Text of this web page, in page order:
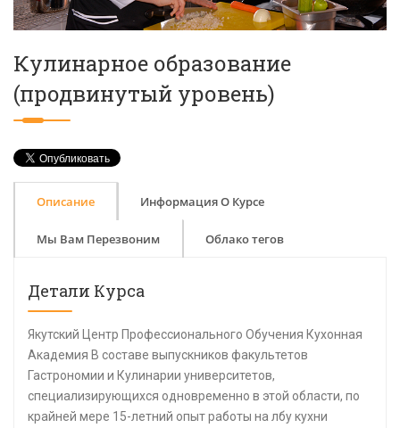
Кулинарное образование
(продвинутый уровень)
Описание Информация О Курсе
Мы Вам Перезвоним Облако тегов
Детали Курса
Якутский Центр Профессионального Обучения Кухонная
Академия В составе выпускников факультетов
Гастрономии и Кулинарии университетов,
специализирующихся одновременно в этой области, по
крайней мере 15-летний опыт работы на лбу кухни